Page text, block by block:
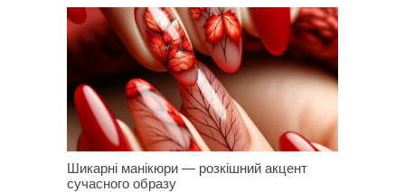
Шикарні манікюри — розкішний акцент
сучасного образу